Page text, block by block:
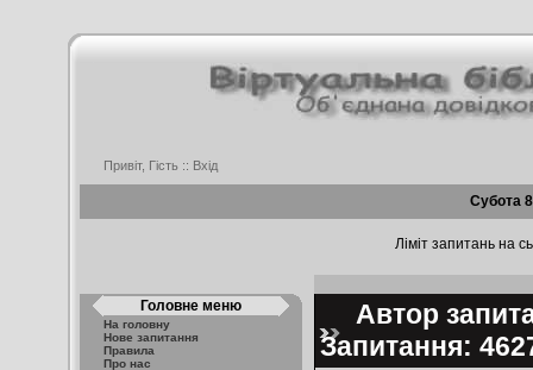
Привіт, Гість :: Вхід
Субота
Ліміт запитань на
Головне меню
На головну
Нове запитання
Правила
Про нас
Автор
Запитання: